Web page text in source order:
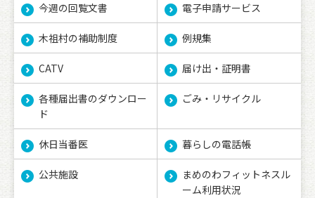
今週の回覧文書 電子申請サービス
木祖村の補助制度 例規集
CATV 届け出・証明書
各種届出書のダウンロー
ド
ごみ・リサイクル
休日当番医 暮らしの電話帳
公共施設
まめのわフィットネスル
ーム利用状況